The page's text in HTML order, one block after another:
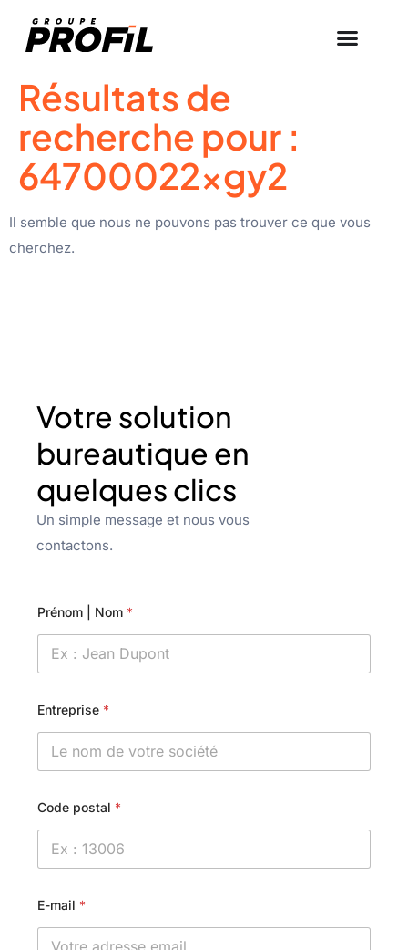
Résultats de
recherche pour :
64700022xgy2
Il semble que nous ne pouvons pas trouver ce que vous
cherchez.
Votre solution
bureautique en
quelques clics
Un simple message et nous vous
contactons.
Prénom | Nom *
Entreprise *
Code postal *
E-mail *